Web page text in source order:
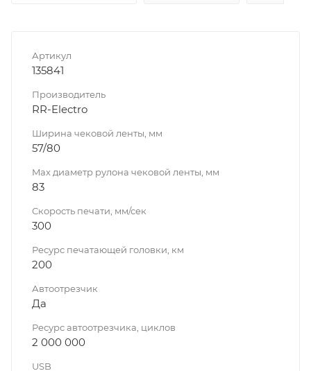
Артикул
135841
Производитель
RR-Electro
Ширина чековой ленты, мм
57/80
Max диаметр рулона чековой ленты, мм
83
Скорость печати, мм/сек
300
Ресурс печатающей головки, км
200
Автоотрезчик
Да
Ресурс автоотрезчика, циклов
2 000 000
USB